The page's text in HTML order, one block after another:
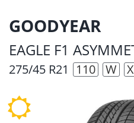
GOODYEAR
EAGLE F1
275/45 R21 110 W